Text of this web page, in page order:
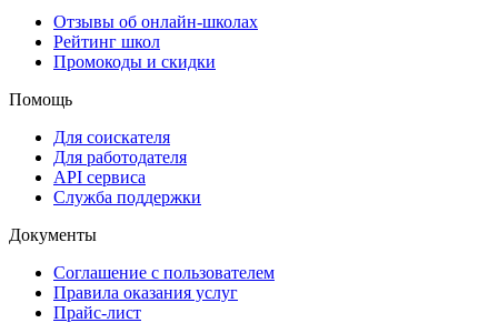
Отзывы об онлайн-школах
Рейтинг школ
Промокоды и скидки
Помощь
Для соискателя
Для работодателя
API сервиса
Служба поддержки
Документы
Соглашение с пользователем
Правила оказания услуг
Прайс-лист